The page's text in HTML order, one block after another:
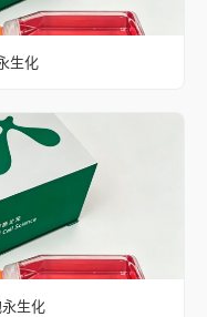
生化
生化